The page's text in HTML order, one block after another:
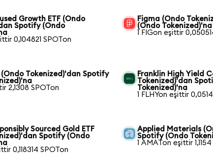
Growth ETF (Ondo
Spotify (Ondo
0,104821 SPOTon
Figma (Ondo
(Ondo Tokenized)'na
1 FIGon eşittir
(Ondo Tokenized)'dan Spotify
2,1308 SPOTon
Franklin High Yield
Tokenized)'dan
Tokenized)'na
1 FLHYon eşittir
Sourced Gold ETF
Spotify (Ondo
0,118314 SPOTon
Applied Materials
Spotify (Ondo
1 AMATon eşittir